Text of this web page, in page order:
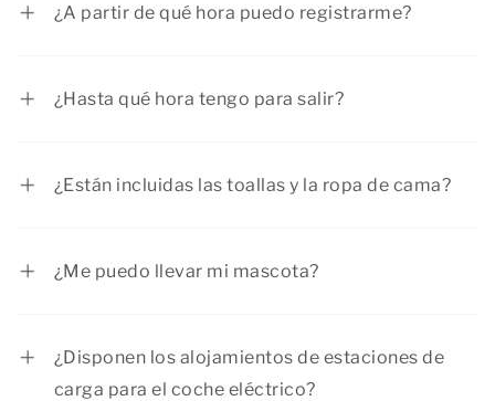
¿A partir de qué hora puedo registrarme?
¿Hasta qué hora tengo para salir?
¿Están incluidas las toallas y la ropa de cama?
¿Me puedo llevar mi mascota?
¿Disponen los alojamientos de estaciones de
carga para el coche eléctrico?